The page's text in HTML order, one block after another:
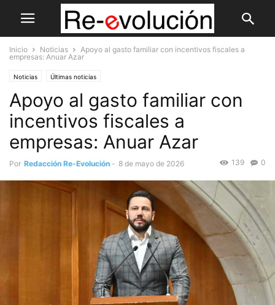
Inicio Noticias
Apoyo al gasto familiar con incentivos fiscales a
empresas: Anuar Azar
Noticias Últimas noticias
Apoyo al gasto familiar con
incentivos fiscales a
empresas: Anuar Azar
Por Redacción Re-Evolución - 8 de mayo de 2026 0
139